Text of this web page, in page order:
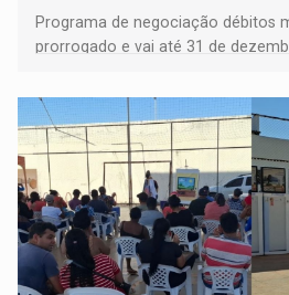
Programa de negociação débitos
prorrogado e vai até 31 de